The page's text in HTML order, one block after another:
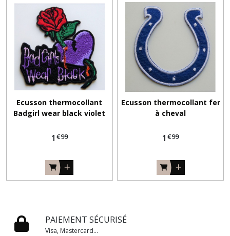
Ecusson thermocollant
Badgirl wear black violet
1 €99
Ecusson thermocollant fer
à cheval
1 €99
PAIEMENT SÉCURISÉ
Visa, Mastercard...